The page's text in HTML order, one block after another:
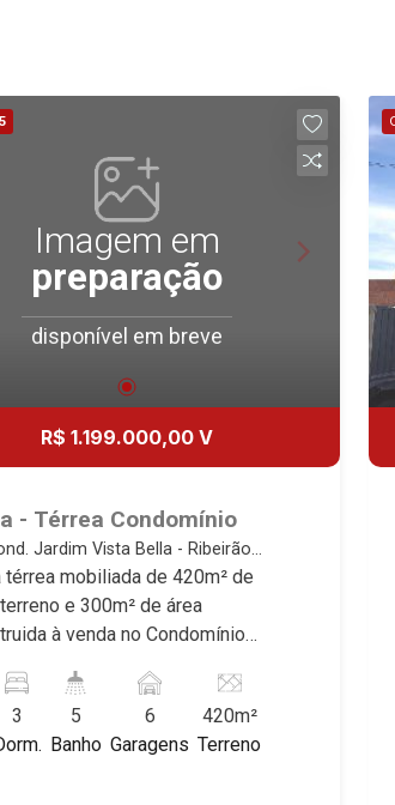
Imagem em
preparação
disponível em breve
R$ 1.199.000,00 V
- Térrea Condomínio
Jardim Vista Bella - Ribeirão
SP
térrea mobiliada de 420m² de
e 300m² de área
à venda no Condomínio
- Bairro Cond. Jardim Vista
Preto/SP. Conheça as
deste imóvel que a
3
5
Banho
6
Garagens
420m²
Terreno